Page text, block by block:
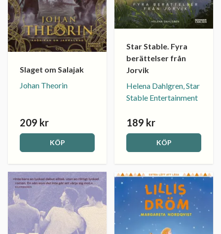
Slaget om Salajak
Johan Theorin
209 kr
KÖP
Star Stable. Fyra
berättelser från
Jorvik
Helena Dahlgren, Star
Stable Entertainment
189 kr
KÖP